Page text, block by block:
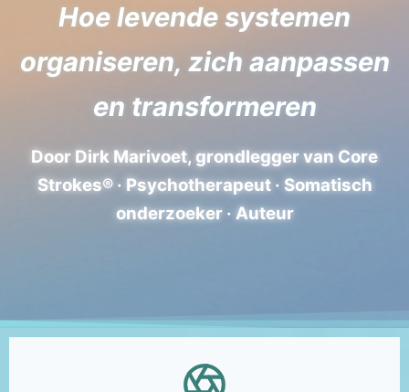
Hoe levende systemen
organiseren, zich aanpassen
en transformeren
Door Dirk Marivoet, grondlegger van Core
Strokes® · Psychotherapeut · Somatisch
onderzoeker · Auteur